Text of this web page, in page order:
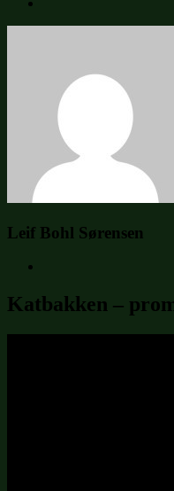
Leif Bohl Sørensen
Katbakken –